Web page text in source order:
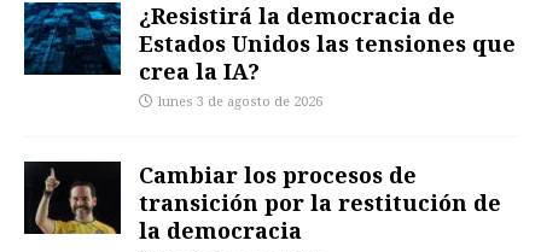
¿Resistirá la democracia de
Estados Unidos las tensiones que
crea la IA?
lunes 3 de agosto de 2026
Cambiar los procesos de
transición por la restitución de
la democracia